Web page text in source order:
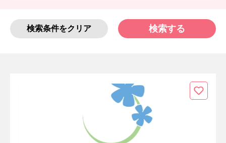
検索条件をクリア 検索する